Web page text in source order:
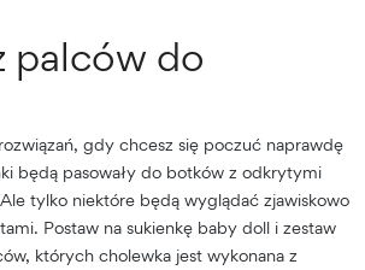
palców do
gdy chcesz się poczuć naprawdę
będą pasowały do botków z odkrytymi
tylko niektóre będą wyglądać zjawiskowo
Postaw na sukienkę baby doll i zestaw
których cholewka jest wykonana z